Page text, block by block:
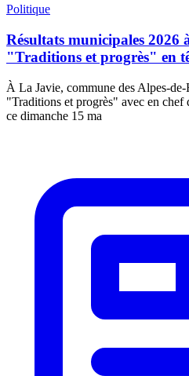
Politique
Résultats municipales 2026
"Traditions et progrès" en
À La Javie, commune des Alpes-
"Traditions et progrès" avec en
ce dimanche 15 ma